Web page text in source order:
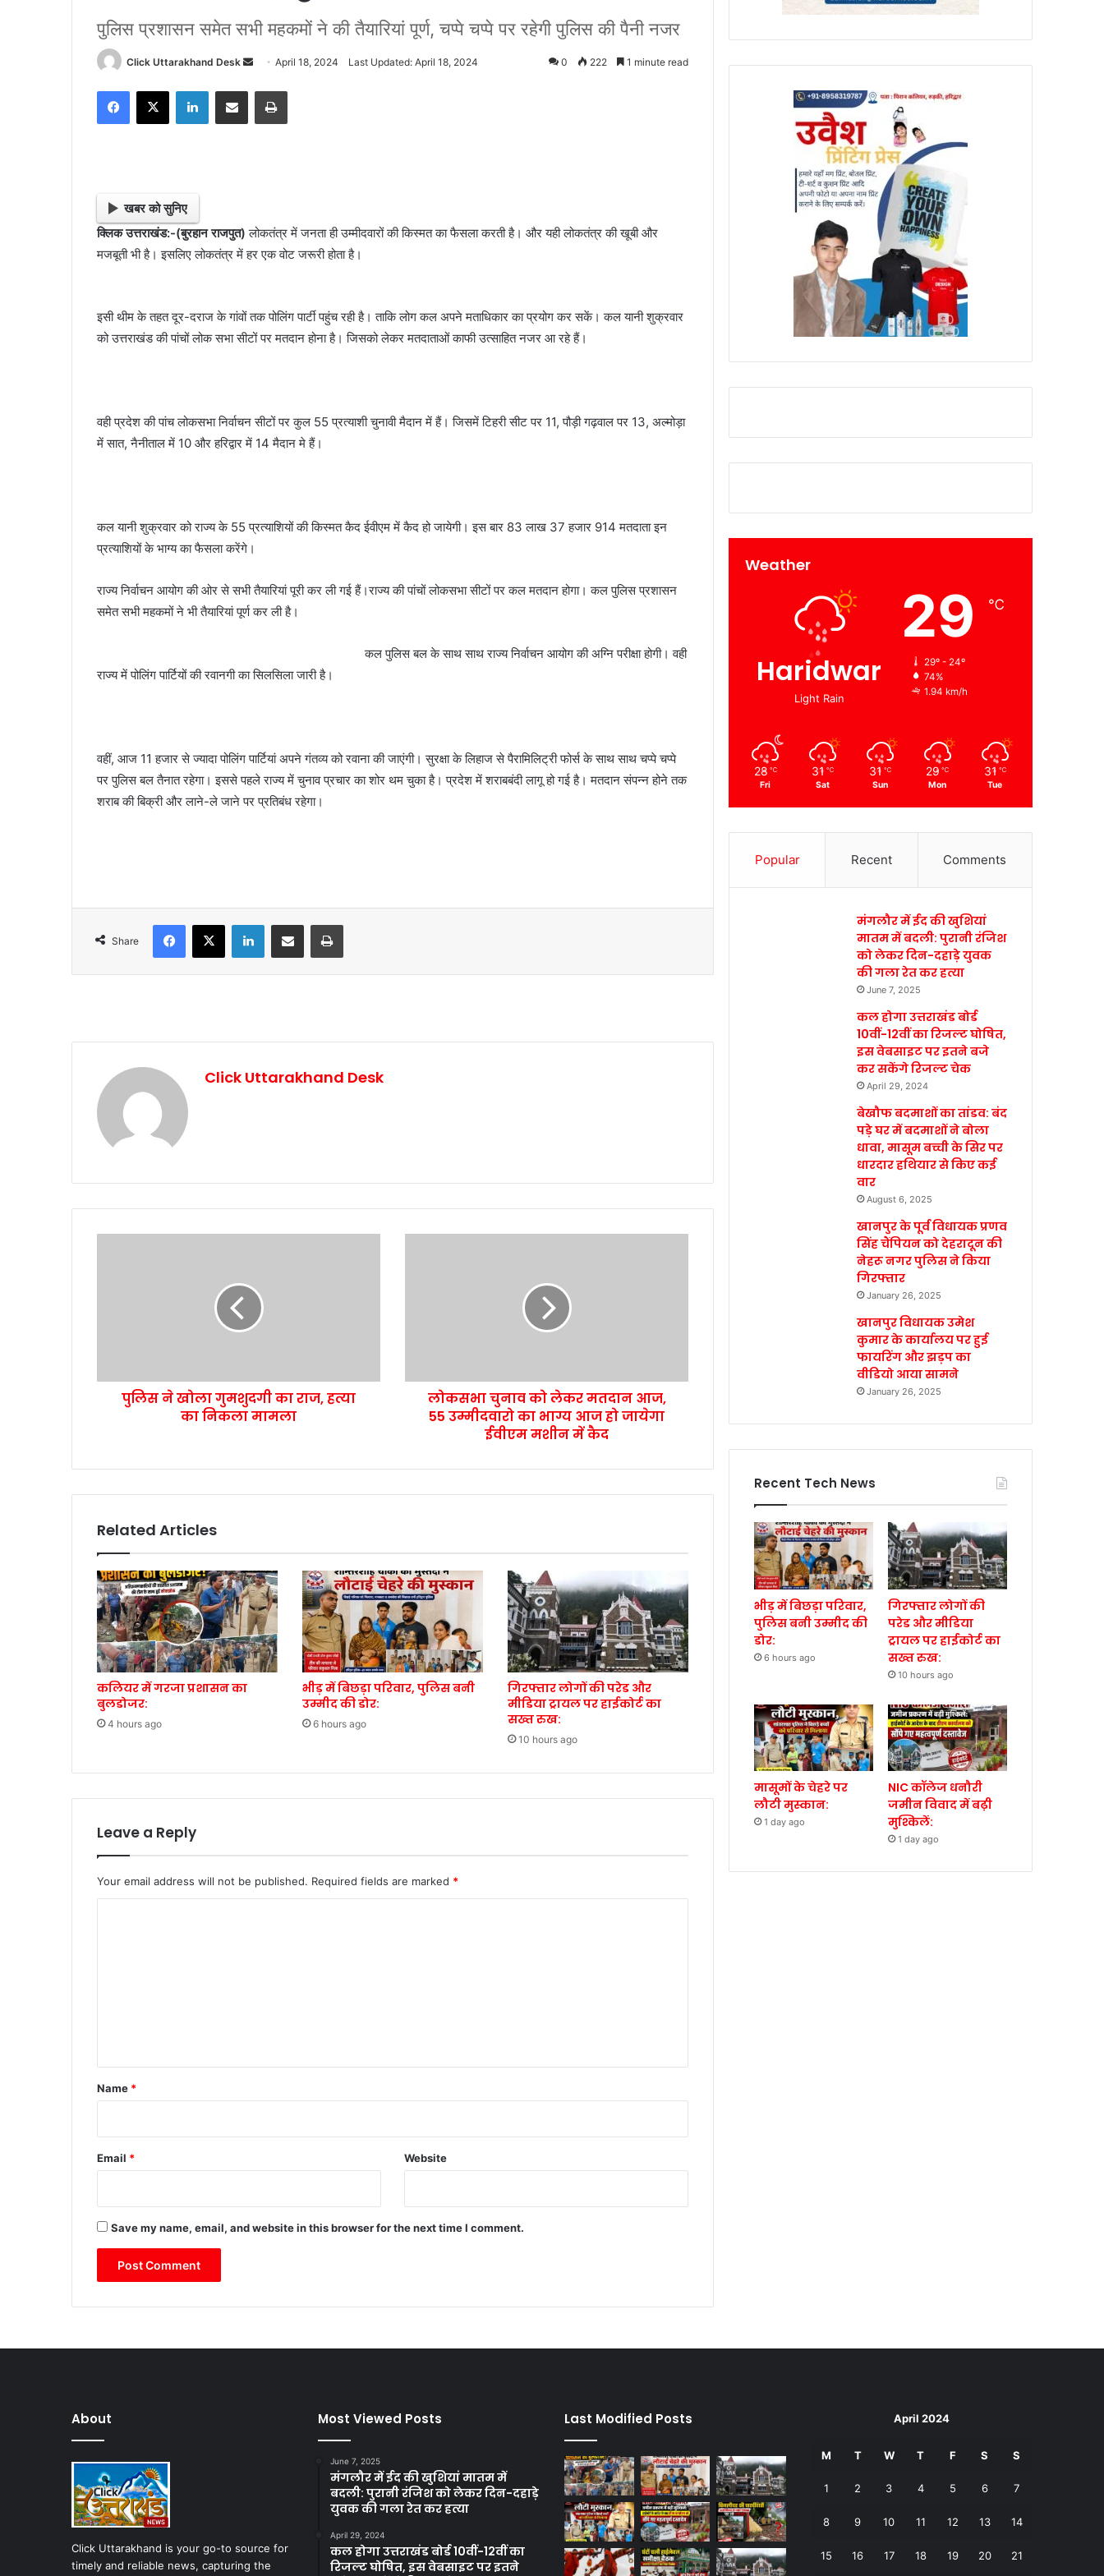
पुलिस प्रशासन समेत सभी महकमों ने की तैयारियां पूर्ण, चप्पे चप्पे पर रहेगी पुलिस की पैनी नजर
Click Uttarakhand Desk
d
i
l
April 18, 2024 Last Updated: April 18, 2024 0 222 1 minute read
खबर को सुनिए
क्लिक उत्तराखंड:-(बुरहान राजपुत)लोकतंत्र में जनता ही उम्मीदवारों की किस्मत का फैसला करती है। और यही लोकतंत्र की खूबी और
मजबूती भी है। इसलिए लोकतंत्र में हर एक वोट जरूरी होता है।
इसी थीम के तहत दूर-दराज के गांवों तक पोलिंग पार्टी पहुंच रही है। ताकि लोग कल अपने मताधिकार का प्रयोग कर सकें। कल यानी शुक्रवार
को उत्तराखंड की पांचों लोक सभा सीटों पर मतदान होना है। जिसको लेकर मतदाताओं काफी उत्साहित नजर आ रहे हैं।
वही प्रदेश की पांच लोकसभा निर्वाचन सीटों पर कुल 55 प्रत्याशी चुनावी मैदान में हैं। जिसमें टिहरी सीट पर 11, पौड़ी गढ़वाल पर 13, अल्मोड़ा
में सात, नैनीताल में 10 और हरिद्वार में 14 मैदान मे हैं।
कल यानी शुक्रवार को राज्य के 55 प्रत्याशियों की किस्मत कैद ईवीएम में कैद हो जायेगी। इस बार 83 लाख 37 हजार 914 मतदाता इन
प्रत्याशियों के भाग्य का फैसला करेंगे।
राज्य निर्वाचन आयोग की ओर से सभी तैयारियां पूरी कर ली गई हैं।राज्य की पांचों लोकसभा सीटों पर कल मतदान होगा। कल पुलिस प्रशासन
समेत सभी महकमों ने भी तैयारियां पूर्ण कर ली है।
कल पुलिस बल के साथ साथ राज्य निर्वाचन आयोग की अग्नि परीक्षा होगी। वही
राज्य में पोलिंग पार्टियों की रवानगी का सिलसिला जारी है।
वहीं, आज 11 हजार से ज्यादा पोलिंग पार्टियां अपने गंतव्य को रवाना की जाएंगी। सुरक्षा के लिहाज से पैरामिलिट्री फोर्स के साथ साथ चप्पे चप्पे
पर पुलिस बल तैनात रहेगा। इससे पहले राज्य में चुनाव प्रचार का शोर थम चुका है। प्रदेश में शराबबंदी लागू हो गई है। मतदान संपन्न होने तक
शराब की बिक्री और लाने-ले जाने पर प्रतिबंध रहेगा।
Share
Click Uttarakhand Desk
पुलिस ने खोला गुमशुदगी का राज, हत्या
का निकला मामला
लोकसभा चुनाव को लेकर मतदान आज,
55 उम्मीदवारो का भाग्य आज हो जायेगा
ईवीएम मशीन में कैद
Related Articles
कलियर में गरजा प्रशासन का
बुलडोजर:
4 hours ago
भीड़ में बिछड़ा परिवार, पुलिस बनी
उम्मीद की डोर:
6 hours ago
गिरफ्तार लोगों की परेड और
मीडिया ट्रायल पर हाईकोर्ट का
सख्त रुख:
10 hours ago
Leave a Reply
Your email address will not be published. Required fields are marked *
*
Name *
Email * Website
Save my name, email, and website in this browser for the next time I comment.
Weather
Haridwar
Light Rain
29 ℃
29º - 24º
74%
1.94 km/h
28 ℃
Fri
31 ℃
Sat
31 ℃
Sun
29 ℃
Mon
31 ℃
Tue
Popular Recent Comments
मंगलौर में ईद की खुशियां
मातम में बदली: पुरानी रंजिश
को लेकर दिन-दहाड़े युवक
की गला रेत कर हत्या
June 7, 2025
कल होगा उत्तराखंड बोर्ड
10वीं-12वीं का रिजल्ट घोषित,
इस वेबसाइट पर इतने बजे
कर सकेंगे रिजल्ट चेक
April 29, 2024
बेखौफ बदमाशों का तांडव: बंद
पड़े घर में बदमाशों ने बोला
धावा, मासूम बच्ची के सिर पर
धारदार हथियार से किए कई
वार
August 6, 2025
खानपुर के पूर्व विधायक प्रणव
सिंह चैंपियन को देहरादून की
नेहरू नगर पुलिस ने किया
गिरफ्तार
January 26, 2025
खानपुर विधायक उमेश
कुमार के कार्यालय पर हुई
फायरिंग और झड़प का
वीडियो आया सामने
January 26, 2025
Recent Tech News
भीड़ में बिछड़ा परिवार,
पुलिस बनी उम्मीद की
डोर:
6 hours ago
गिरफ्तार लोगों की
परेड और मीडिया
ट्रायल पर हाईकोर्ट का
सख्त रुख:
10 hours ago
मासूमों के चेहरे पर
लौटी मुस्कान:
1 day ago
NIC कॉलेज धनौरी
जमीन विवाद में बढ़ी
मुश्किलें:
1 day ago
About
Click Uttarakhand is your go-to source for
timely and reliable news, capturing the
Most Viewed Posts
June 7, 2025
मंगलौर में ईद की खुशियां मातम में
बदली: पुरानी रंजिश को लेकर दिन-दहाड़े
युवक की गला रेत कर हत्या
April 29, 2024
कल होगा उत्तराखंड बोर्ड 10वीं-12वीं का
रिजल्ट घोषित, इस वेबसाइट पर इतने
Last Modified Posts April 2024
M T W T F S S
1 2 3 4 5 6 7
8 9 10 11 12 13 14
15 16 17 18 19 20 21